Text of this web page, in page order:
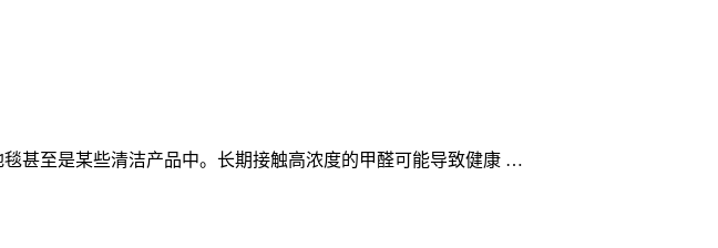
甚至是某些清洁产品中。长期接触高浓度的甲醛可能导致健康 …